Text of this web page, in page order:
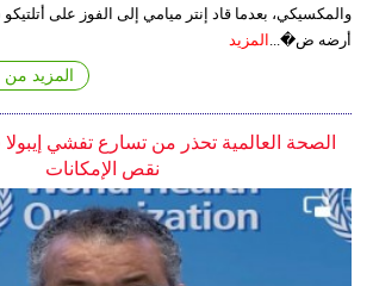
أرضه ض�... المزيد
المزيد من
الصحة العالمية تحذر من تسارع تفشي
نقص الإمكانات